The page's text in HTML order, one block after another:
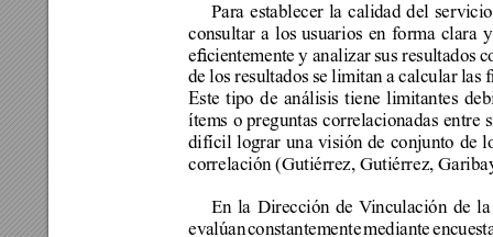
Para establecer la calidad del
consultar a los usuarios en forma clara
ecientemente y analizar sus resultados
de los resultados se limitan a calcular las
Este tipo de análisis tiene limitantes
ítems o preguntas correlacionadas entre
difícil lograr una visión de conjunto de
correlación (Gutiérrez, Gutiérrez,
En la Dirección de Vinculación de
evalúan constantemente mediante